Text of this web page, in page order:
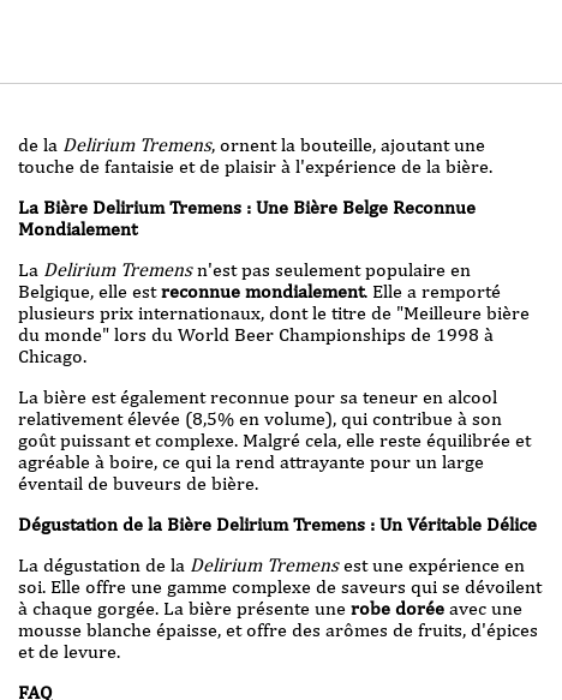
de la Delirium Tremens, ornent la bouteille, ajoutant une
touche de fantaisie et de plaisir à l'expérience de la bière.
La Bière Delirium Tremens : Une Bière Belge Reconnue
Mondialement
La Delirium Tremensn'est pas seulement populaire en
Belgique, elle estreconnue mondialement. Elle a remporté
plusieurs prix internationaux, dont le titre de "Meilleure bière
du monde" lors du World Beer Championships de 1998 à
Chicago.
La bière est également reconnue pour sa teneur en alcool
relativement élevée (8,5% en volume), qui contribue à son
goût puissant et complexe. Malgré cela, elle reste équilibrée et
agréable à boire, ce qui la rend attrayante pour un large
éventail de buveurs de bière.
Dégustation de la Bière Delirium Tremens : Un Véritable Délice
La dégustation de la Delirium Tremensest une expérience en
soi. Elle offre une gamme complexe de saveurs qui se dévoilent
à chaque gorgée. La bière présente unerobe dorée avec une
mousse blanche épaisse, et offre des arômes de fruits, d'épices
et de levure.
FAQ